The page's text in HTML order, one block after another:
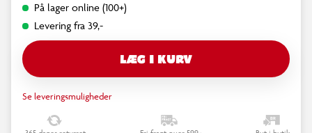
På lager online (100+)
Levering fra 39,-
LÆG I KURV
Se leveringsmuligheder